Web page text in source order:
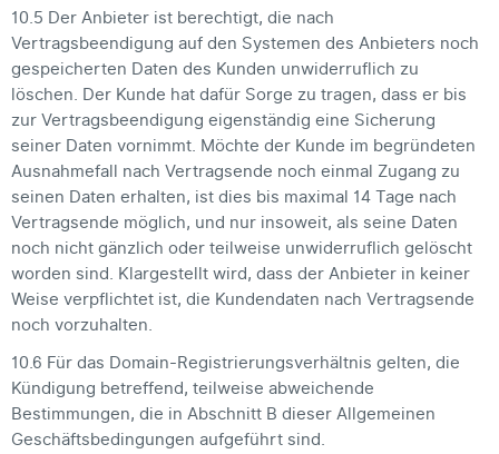
10.5 Der Anbieter ist berechtigt, die nach
Vertragsbeendigung auf den Systemen des Anbieters noch
gespeicherten Daten des Kunden unwiderruflich zu
löschen. Der Kunde hat dafür Sorge zu tragen, dass er bis
zur Vertragsbeendigung eigenständig eine Sicherung
seiner Daten vornimmt. Möchte der Kunde im begründeten
Ausnahmefall nach Vertragsende noch einmal Zugang zu
seinen Daten erhalten, ist dies bis maximal 14 Tage nach
Vertragsende möglich, und nur insoweit, als seine Daten
noch nicht gänzlich oder teilweise unwiderruflich gelöscht
worden sind. Klargestellt wird, dass der Anbieter in keiner
Weise verpflichtet ist, die Kundendaten nach Vertragsende
noch vorzuhalten.
10.6 Für das Domain-Registrierungsverhältnis gelten, die
Kündigung betreffend, teilweise abweichende
Bestimmungen, die in Abschnitt B dieser Allgemeinen
Geschäftsbedingungen aufgeführt sind.